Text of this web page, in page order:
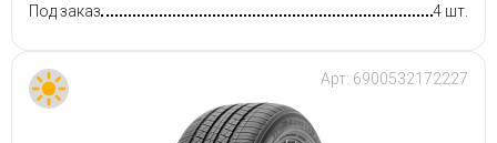
Под заказ
4 шт.
Арт: 6900532172227